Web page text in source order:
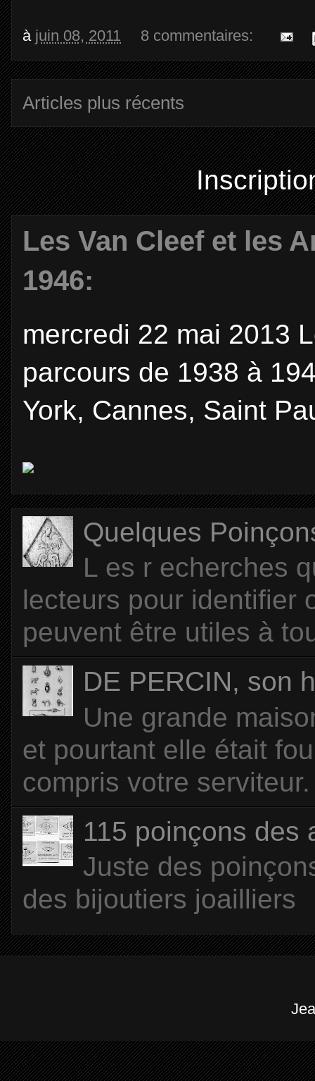
à juin 08, 2011 8 commentaires:
Articles plus récents
Les Van Cleef et les
1946:
mercredi 22 mai 2013
parcours de 1938 à
York, Cannes, Saint
Quelques
L es r echerches
lecteurs pour identifier
peuvent être utiles à
DE PERCIN, son
Une grande
et pourtant elle était
compris votre
115 poinçons des
Juste des
des bijoutiers joailliers